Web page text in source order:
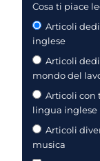
Cosa ti piace
Articoli
inglese
Articoli
mondo del
Articoli con
lingua inglese
Articoli
musica